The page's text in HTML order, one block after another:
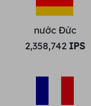
nước Đức
2,358,742 IPS